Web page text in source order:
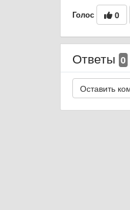
Голос 0
Ответы 0